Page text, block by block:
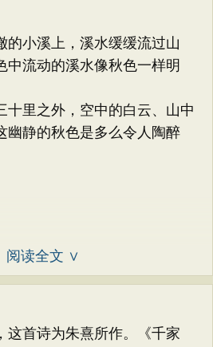
的小溪上，溪水缓缓流过山
中流动的溪水像秋色一样明
十里之外，空中的白云、山中
幽静的秋色是多么令人陶醉
阅读全文 ∨
首诗为朱熹所作。《千家